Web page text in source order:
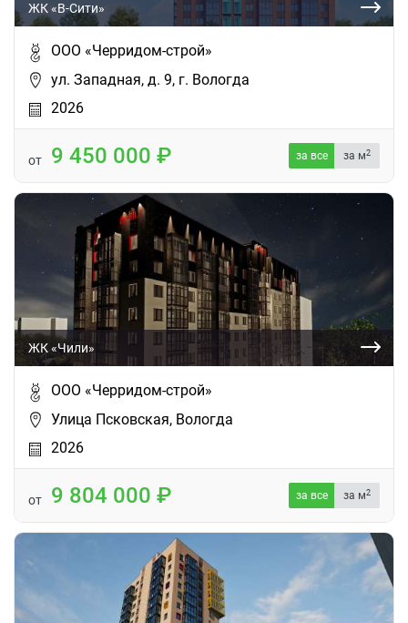
ЖК «В-Сити»
ООО «Черридом-строй»
ул. Западная, д. 9, г. Вологда
2026
от 9 450 000 за все за м2
ЖК «Чили»
ООО «Черридом-строй»
Улица Псковская, Вологда
2026
от 9 804 000 за все за м2